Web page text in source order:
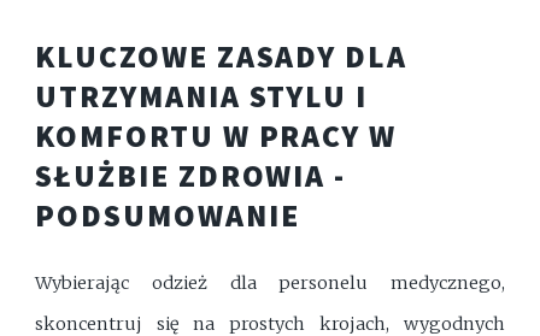
KLUCZOWE ZASADY DLA
UTRZYMANIA STYLU I
KOMFORTU W PRACY W
SŁUŻBIE ZDROWIA -
PODSUMOWANIE
Wybierając odzież dla personelu medycznego,
skoncentruj się na prostych krojach, wygodnych